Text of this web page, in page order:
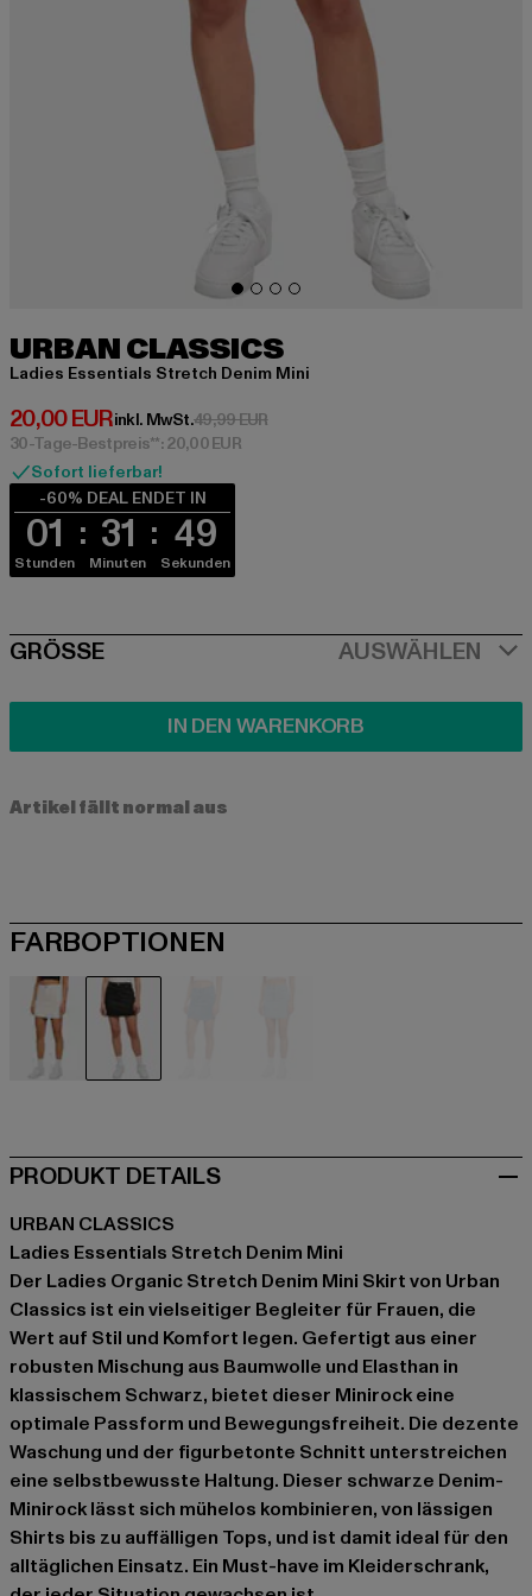
URBAN CLASSICS
Ladies Essentials Stretch Denim Mini
20,00 EUR
Derzeitiger Preis: 20,00 EUR
inkl. MwSt.49,99 EURAktionspreis: 49,99 EUR
30-Tage-Bestpreis**: 20,00 EUR
Sofort lieferbar!
-60% DEAL ENDET IN
01
Stunden
31
Minuten
49
Sekunden
SIZE
GRÖSSE AUSWÄHLEN
IN DEN WARENKORB
Artikel fällt normal aus
FARBOPTIONEN
PRODUKT DETAILS
URBAN CLASSICS
Ladies Essentials Stretch Denim Mini
Der Ladies Organic Stretch Denim Mini Skirt von Urban
Classics ist ein vielseitiger Begleiter für Frauen, die
Wert auf Stil und Komfort legen. Gefertigt aus einer
robusten Mischung aus Baumwolle und Elasthan in
klassischem Schwarz, bietet dieser Minirock eine
optimale Passform und Bewegungsfreiheit. Die dezente
Waschung und der figurbetonte Schnitt unterstreichen
eine selbstbewusste Haltung. Dieser schwarze Denim-
Minirock lässt sich mühelos kombinieren, von lässigen
Shirts bis zu auffälligen Tops, und ist damit ideal für den
alltäglichen Einsatz. Ein Must-have im Kleiderschrank,